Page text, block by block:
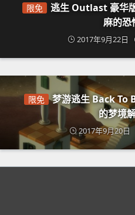
限免
逃生 Outlast 豪华
麻的恐
2017年9月22日
限免
梦游逃生 Back To
的梦境
2017年9月20日